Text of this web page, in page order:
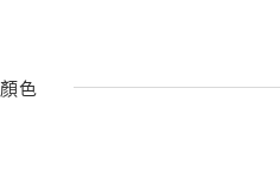
顏色